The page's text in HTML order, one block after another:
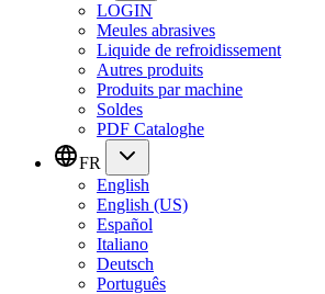
LOGIN
Meules abrasives
Liquide de refroidissement
Autres produits
Produits par machine
Soldes
PDF Cataloghe
FR
English
English (US)
Español
Italiano
Deutsch
Português